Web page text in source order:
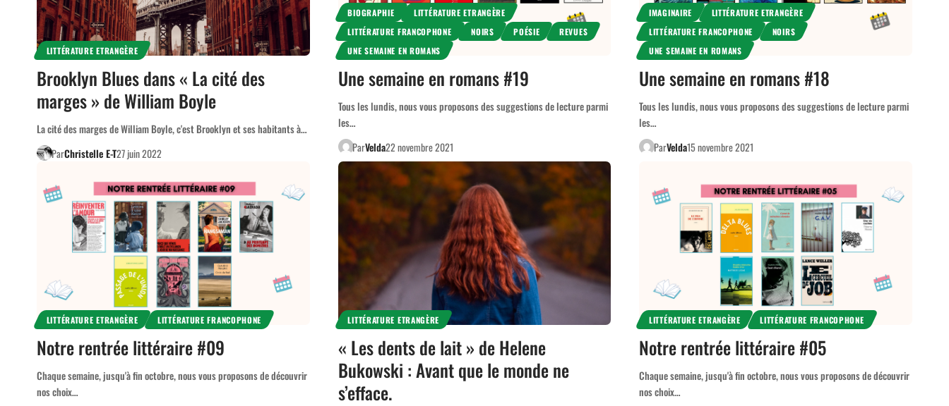
LITTÉRATURE ETRANGÈRE
Brooklyn Blues dans « La cité des
marges » de William Boyle
La cité des marges de William Boyle, c'est Brooklyn et ses habitants à…
ParChristelle E-T27 juin 2022
BIOGRAPHIE
LITTÉRATURE ETRANGÈRE
LITTÉRATURE FRANCOPHONE
NOIRS POÉSIE
REVUES
UNE SEMAINE EN ROMANS
Une semaine en romans #19
Tous les lundis, nous vous proposons des suggestions de lecture parmi
les…
ParVelda22 novembre 2021
IMAGINAIRE
LITTÉRATURE ETRANGÈRE
LITTÉRATURE FRANCOPHONE
NOIRS
UNE SEMAINE EN ROMANS
Une semaine en romans #18
Tous les lundis, nous vous proposons des suggestions de lecture parmi
les…
ParVelda15 novembre 2021
LITTÉRATURE ETRANGÈRE LITTÉRATURE FRANCOPHONE
Notre rentrée littéraire #09
Chaque semaine, jusqu'à fin octobre, nous vous proposons de découvrir
nos choix…
LITTÉRATURE ETRANGÈRE
« Les dents de lait » de Helene
Bukowski : Avant que le monde ne
s’efface.
LITTÉRATURE ETRANGÈRE LITTÉRATURE FRANCOPHONE
Notre rentrée littéraire #05
Chaque semaine, jusqu'à fin octobre, nous vous proposons de découvrir
nos choix…